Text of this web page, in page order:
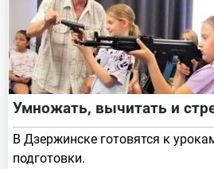
Умножать, вычитать и
В Дзержинске готовятся к
подготовки.